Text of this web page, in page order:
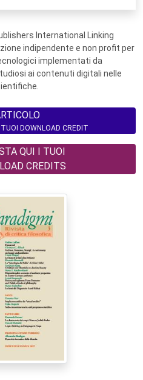
International Linking
indipendente e non profit per
implementati da
ai contenuti digitali nelle
DOWNLOAD CREDIT
QUI I TUOI
CREDITS